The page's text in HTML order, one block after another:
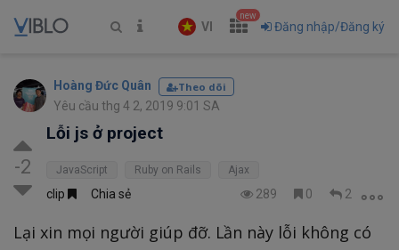
VI
new
Đăng nhập/Đăng ký
Hoàng Đức Quân Theo dõi
Yêu cầu thg 4 2, 2019 9:01 SA
-2
Lỗi js ở project
JavaScript Ruby on Rails Ajax
clip Chia sẻ 289 0 2
Lại xin mọi người giúp đỡ. Lần này lỗi không có